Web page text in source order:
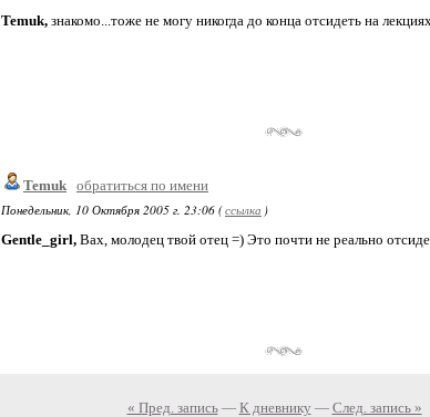
Temuk, знакомо...тоже не могу никогда до конца отсидеть на
Temuk обратиться по имени
Понедельник, 10 Октября 2005 г. 23:06 (ссылка )
Gentle_girl, Вах, молодец твой отец =) Это почти не реально
« Пред. запись— К дневнику — След. запись »